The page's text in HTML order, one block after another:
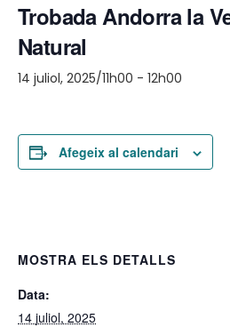
Trobada Andorra la
Natural
14 juliol, 2025/11h00 - 12h00
Afegeix al calendari
MOSTRA ELS DETALLS
Data:
14 juliol, 2025